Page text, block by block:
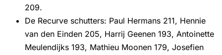
209.
De Recurve schutters: Paul Hermans 211, Hennie
van den Einden 205, Harrij Geenen 193, Antoinette
Meulendijks 193, Mathieu Moonen 179, Josefien